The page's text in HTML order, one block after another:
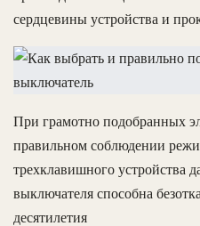
сердцевины устройства и
При грамотно подобранных
правильном соблюдении
трехклавишного устройства
выключателя способна
десятилетия